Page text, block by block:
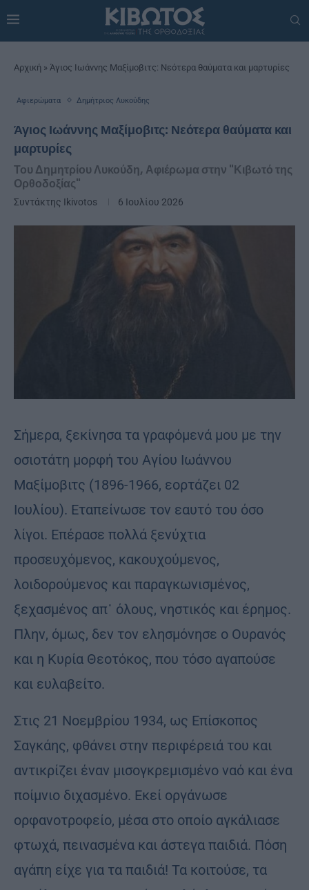
Αρχική » Άγιος Ιωάννης Μαξίμοβιτς: Νεότερα θαύματα και μαρτυρίες
Αφιερώματα Δημήτριος Λυκούδης
Άγιος Ιωάννης Μαξίμοβιτς: Νεότερα θαύματα και
μαρτυρίες
Του Δημητρίου Λυκούδη, Αφιέρωμα στην "Κιβωτό της
Ορθοδοξίας"
Συντάκτης Ikivotos 6 Ιουλίου 2026
Σήμερα, ξεκίνησα τα γραφόμενά μου με την
οσιοτάτη μορφή του Αγίου Ιωάννου
Μαξίμοβιτς (1896-1966, εορτάζει 02
Ιουλίου). Εταπείνωσε τον εαυτό του όσο
λίγοι. Επέρασε πολλά ξενύχτια
προσευχόμενος, κακουχούμενος,
λοιδορούμενος και παραγκωνισμένος,
ξεχασμένος απ᾿ όλους, νηστικός και έρημος.
Πλην, όμως, δεν τον ελησμόνησε ο Ουρανός
και η Κυρία Θεοτόκος, που τόσο αγαπούσε
και ευλαβείτο.
Στις 21 Νοεμβρίου 1934, ως Επίσκοπος
Σαγκάης, φθάνει στην περιφέρειά του και
αντικρίζει έναν μισογκρεμισμένο ναό και ένα
ποίμνιο διχασμένο. Εκεί οργάνωσε
ορφανοτροφείο, μέσα στο οποίο αγκάλιασε
φτωχά, πεινασμένα και άστεγα παιδιά. Πόση
αγάπη είχε για τα παιδιά! Τα κοιτούσε, τα